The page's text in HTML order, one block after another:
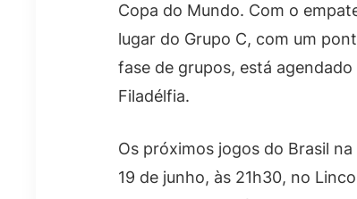
Copa do Mundo. Com o
lugar do Grupo C, com um
fase de grupos, está
Filadélfia.
Os próximos jogos do Brasil
19 de junho, às 21h30, no